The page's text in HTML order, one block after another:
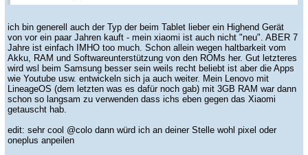
ich bin generell auch der Typ der beim Tablet lieber ein Highend Gerät
von vor ein paar Jahren kauft - mein xiaomi ist auch nicht "neu". ABER 7
Jahre ist einfach IMHO too much. Schon allein wegen haltbarkeit vom
Akku, RAM und Softwareunterstützung von den ROMs her. Gut letzteres
wird wsl beim Samsung besser sein weils recht beliebt ist aber die Apps
wie Youtube usw. entwickeln sich ja auch weiter. Mein Lenovo mit
LineageOS (dem letzten was es dafür noch gab) mit 3GB RAM war dann
schon so langsam zu verwenden dass ichs eben gegen das Xiaomi
getauscht hab.
edit: sehr cool @colo dann würd ich an deiner Stelle wohl pixel oder
oneplus anpeilen